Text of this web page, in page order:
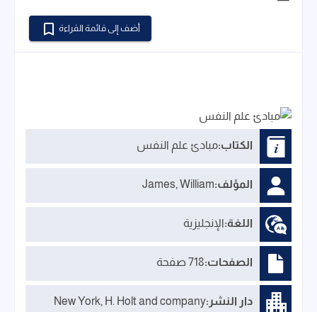
أضف إلى قائمة القراءة
الكتاب:مبادئ علم النفس
المؤلف:James, William
اللغة:الإنجليزية
الصفحات:718 صفحة
دار النشر:New York, H. Holt and company